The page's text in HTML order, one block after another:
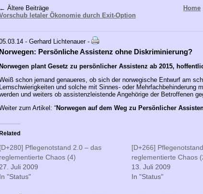
← Ältere Beiträge
letaler Ökonomie durch Exit-Option
Home
- Gerhard Lichtenauer -
Norwegen: Persönliche Assistenz ohne Diskriminierung?
Norwegen plant Gesetz zu persönlicher Assistenz ab 2015,
schon jemand genaueres, ob sich der norwegische Entwurf am
Lernschwierigkeiten und solche mit Sinnes- oder
und weiters ob assistenzleistende Angehörige der Betroffenen
zum Artikel: “Norwegen auf dem Weg zu Persönlicher
Related
[D+280] Pflegenotstand 2.0 – das
reglementierte Chaos (4)
Juli 2009
In "Status"
[D+266]
reglementierte Chaos
13. Juli 2009
In "Status"